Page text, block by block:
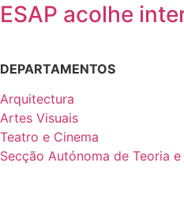
ESAP acolhe
DEPARTAMENTOS
Arquitectura
Artes Visuais
Teatro e Cinema
Secção Autónoma de Teoria